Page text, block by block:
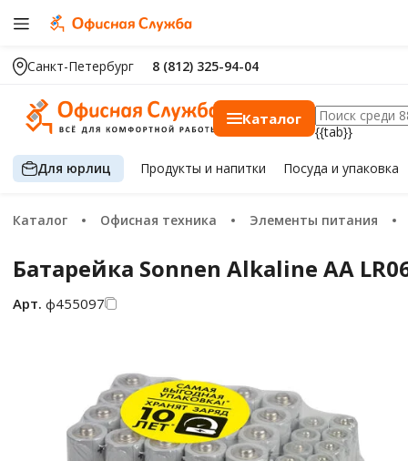
Санкт-Петербург 8 (812) 325-94-04
Каталог
{{tab}}
Для юрлиц Продуктыи напитки Посуда и упаковка
Каталог Офисная техника Элементы питания
Батарейка Sonnen Alkaline AA
Арт. ф455097